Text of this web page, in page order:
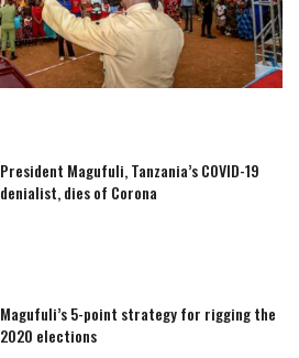
President Magufuli, Tanzania’s COVID-19
denialist, dies of Corona
Magufuli’s 5-point strategy for rigging the
2020 elections